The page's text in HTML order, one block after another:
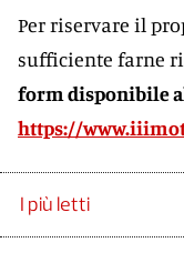
Per riservare il
sufficiente farne
form disponibile
https://
I più letti